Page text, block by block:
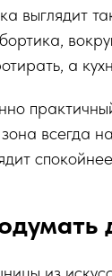
выглядит
а
всегда